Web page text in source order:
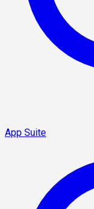
App Suite